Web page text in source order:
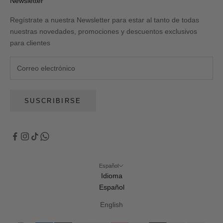
Regístrate a nuestra Newsletter para estar al tanto de todas
nuestras novedades, promociones y descuentos exclusivos
para clientes
SUSCRIBIRSE
Español
Idioma
Español
English